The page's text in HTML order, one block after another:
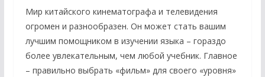
Мир китайского кинематографа и телевидения
огромен и разнообразен. Он может стать вашим
лучшим помощником в изучении языка – гораздо
более увлекательным, чем любой учебник. Главное
– правильно выбрать «фильм» для своего «уровня»